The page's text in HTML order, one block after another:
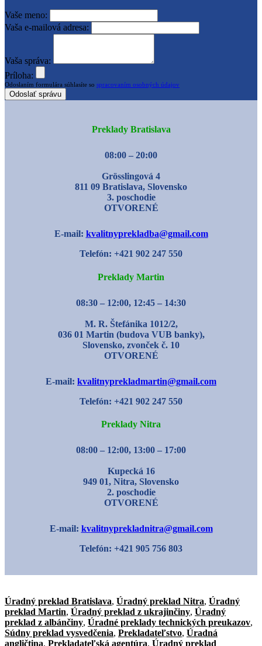
Vaše meno:
Vaša e-mailová adresa:
Vaša správa:
Príloha:
Odoslaním formulára súhlasíte so spracovaním osobných údajov
Odoslať správu
Preklady Bratislava
08:00 – 20:00
Grösslingová 4
811 09 Bratislava, Slovensko
3. poschodie
OTVORENÉ
E-mail: kvalitnyprekladba@gmail.com
Telefón: +421 902 247 550
Preklady Martin
08:30 – 12:00, 12:45 – 14:30
M. R. Štefánika 1012/2,
036 01 Martin (budova VUB banky),
Slovensko, zvonček č. 10
OTVORENÉ
E-mail: kvalitnyprekladmartin@gmail.com
Telefón: +421 902 247 550
Preklady Nitra
08:00 – 12:00, 13:00 – 17:00
Kupecká 16
949 01, Nitra, Slovensko
2. poschodie
OTVORENÉ
E-mail: kvalitnyprekladnitra@gmail.com
Telefón: +421 905 756 803
Úradný preklad Bratislava, Úradný preklad Nitra, Úradný
preklad Martin, Úradný preklad z ukrajinčiny, Úradný
preklad z albánčiny, Úradné preklady technických preukazov,
Súdny preklad vysvedčenia, Prekladateľstvo, Úradná
angličtina, Prekladateľská agentúra, Úradný preklad